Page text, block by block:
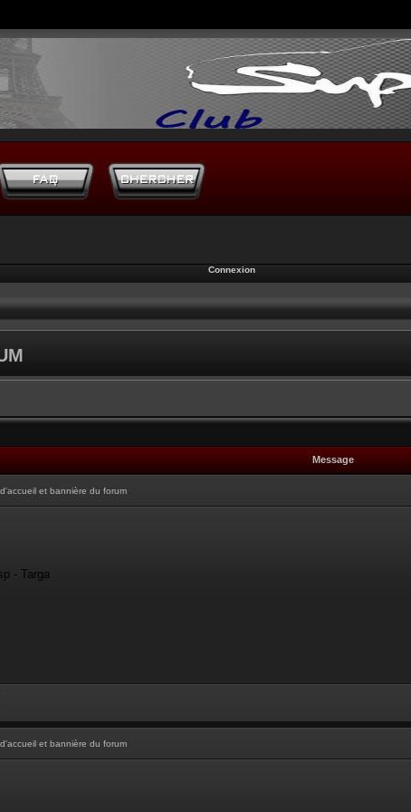
Connexion
Message
et bannière du forum
- Targa
et bannière du forum